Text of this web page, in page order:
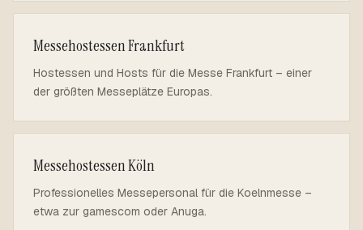
Messehostessen Frankfurt
Hostessen und Hosts für die Messe Frankfurt – einer
der größten Messeplätze Europas.
Messehostessen Köln
Professionelles Messepersonal für die Koelnmesse –
etwa zur gamescom oder Anuga.